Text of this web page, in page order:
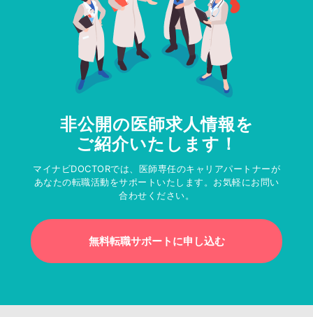
非公開の医師求人情報を
ご紹介いたします！
マイナビDOCTORでは、医師専任のキャリアパートナーが
あなたの転職活動をサポートいたします。お気軽にお問い
合わせください。
無料転職サポートに申し込む